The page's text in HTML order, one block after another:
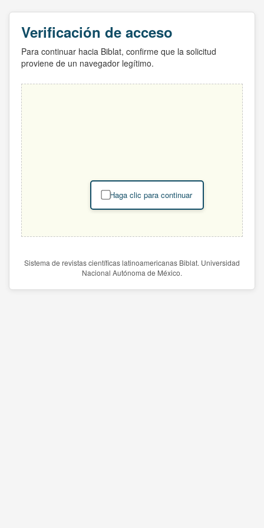
Verificación de acceso
Para continuar hacia Biblat, confirme que la solicitud
proviene de un navegador legítimo.
Haga clic para continuar
Sistema de revistas científicas latinoamericanas Biblat. Universidad
Nacional Autónoma de México.